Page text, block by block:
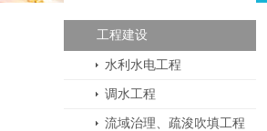
工程建设
水利水电工程
调水工程
流域治理、疏浚吹填工程